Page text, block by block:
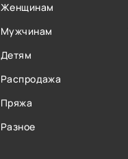
Женщинам
Мужчинам
Детям
Распродажа
Пряжа
Разное